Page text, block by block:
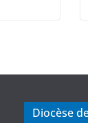
Diocèse